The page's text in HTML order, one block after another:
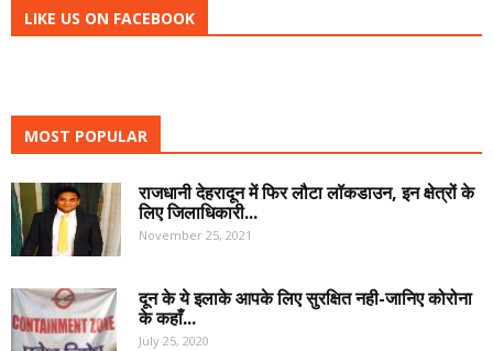
LIKE US ON FACEBOOK
MOST POPULAR
राजधानी देहरादून में फिर लौटा लॉकडाउन, इन क्षेत्रों के
लिए जिलाधिकारी...
November 25, 2021
दून के ये इलाके आपके लिए सुरक्षित नही-जानिए कोरोना
के कहाँ...
July 25, 2020